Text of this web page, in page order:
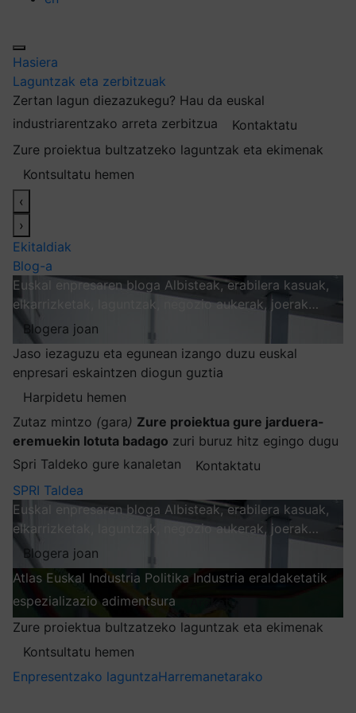
Hasiera
Laguntzak eta zerbitzuak
Zertan lagun diezazukegu? Hau da euskal
industriarentzako arreta zerbitzua
Kontaktatu
Zure proiektua bultzatzeko laguntzak eta ekimenak
Kontsultatu hemen
‹
›
Ekitaldiak
Blog-a
Euskal enpresaren bloga Albisteak, erabilera kasuak,
elkarrizketak, laguntzak, negozio aukerak, joerak…
Blogera joan
Jaso iezaguzu eta egunean izango duzu euskal
enpresari eskaintzen diogun guztia
Harpidetu hemen
Zutaz mintzo (gara) Zure proiektua gure jarduera-
eremuekin lotuta badago zuri buruz hitz egingo dugu
Spri Taldeko gure kanaletan
Kontaktatu
SPRI Taldea
Euskal enpresaren bloga Albisteak, erabilera kasuak,
elkarrizketak, laguntzak, negozio aukerak, joerak…
Blogera joan
Atlas Euskal Industria Politika Industria eraldaketatik
espezializazio adimentsura
Zure proiektua bultzatzeko laguntzak eta ekimenak
Kontsultatu hemen
Enpresentzako laguntzaHarremanetarako